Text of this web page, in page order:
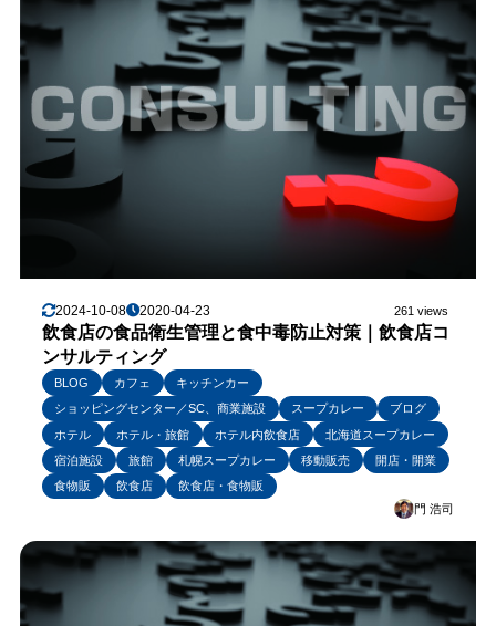
2024-10-08 2020-04-23 261 views
飲食店の食品衛生管理と食中毒防止対策｜飲食店コ
ンサルティング
BLOG カフェ
キッチンカー
ショッピングセンター／SC、商業施設
スープカレー
ブログ
ホテル
ホテル・旅館 ホテル内飲食店
北海道スープカレー
宿泊施設
旅館 札幌スープカレー 移動販売
開店・開業
食物販
飲食店
飲食店・食物販
門 浩司